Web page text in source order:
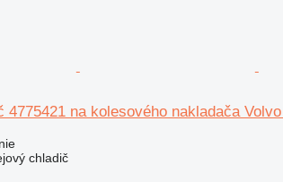
4775421 na kolesového nakladača
chladič